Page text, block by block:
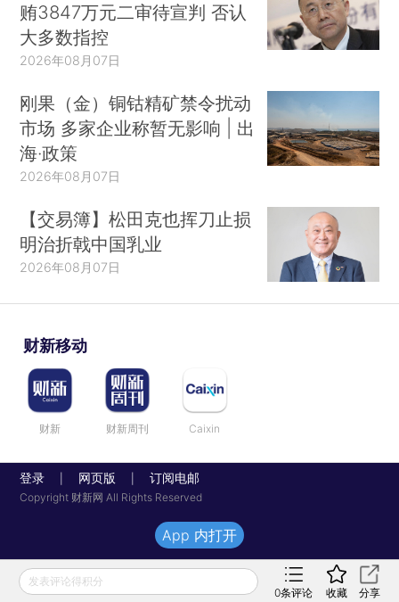
贿3847万元二审待宣判 否认
大多数指控
2026年08月07日
刚果（金）铜钴精矿禁令扰动
市场 多家企业称暂无影响 | 出
海·政策
2026年08月07日
【交易簿】松田克也挥刀止损
明治折戟中国乳业
2026年08月07日
财新移动
财新 财新周刊 Caixin
登录 网页版 订阅电邮
Copyright 财新网 All Rights Reserved
发表评论得积分
0条评论 收藏 分享
App 内打开